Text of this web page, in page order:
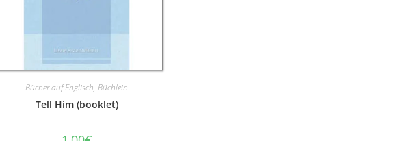
Bücher auf Englisch,Büchlein
Tell Him (booklet)